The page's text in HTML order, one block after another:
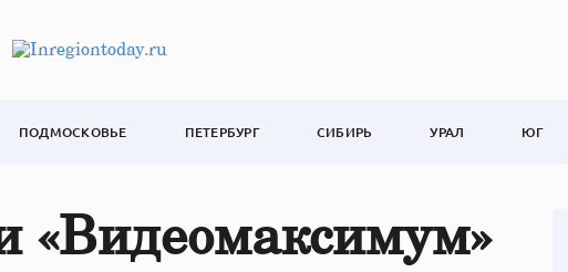
ПОДМОСКОВЬЕ ПЕТЕРБУРГ СИБИРЬ УРАЛ ЮГ
«Видеомаксимум»